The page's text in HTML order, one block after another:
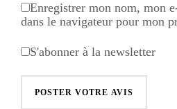
Enregistrer mon nom, mon
dans le navigateur pour mon
S'abonner à la newsletter